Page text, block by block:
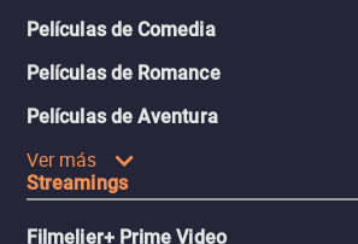
Películas de Comedia
Películas de Romance
Películas de Aventura
Ver más
Streamings
Filmelier+ Prime Video